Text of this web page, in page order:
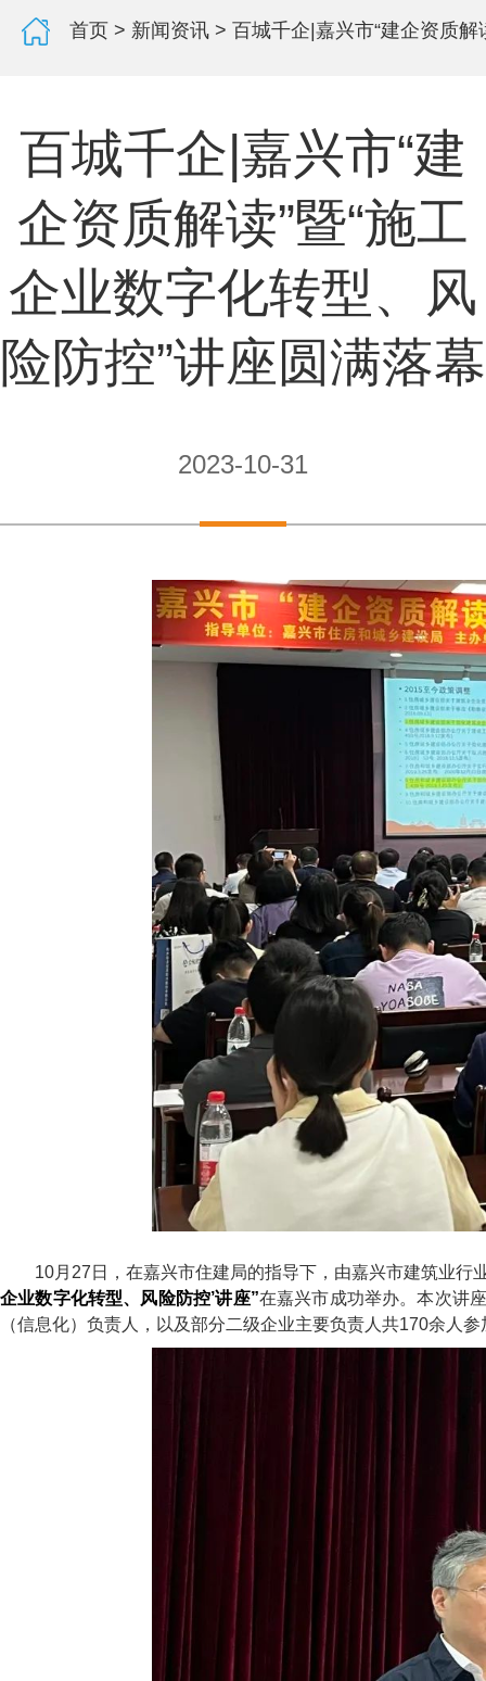
首页 > 新闻资讯 > 百城千企|嘉兴市“建企资质
百城千企|嘉兴市“建
企资质解读”暨“施工
企业数字化转型、风
险防控”讲座圆满落幕
2023-10-31
10月27日，在嘉兴市住建局的指导下，由嘉兴市建筑业行
企业数字化转型、风险防控’讲座”在嘉兴市成功举办。本次讲
（信息化）负责人，以及部分二级企业主要负责人共170余人参